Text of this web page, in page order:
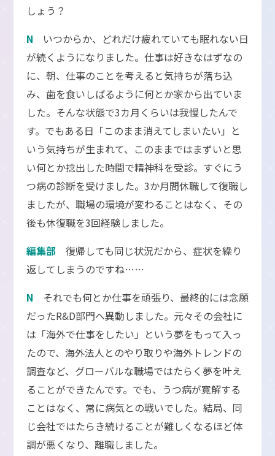
しょう？
N いつからか、どれだけ疲れていても眠れない日
が続くようになりました。仕事は好きなはずなの
に、朝、仕事のことを考えると気持ちが落ち込
み、歯を食いしばるように何とか家から出ていま
した。そんな状態で3カ月くらいは我慢したんで
す。でもある日「このまま消えてしまいたい」と
いう気持ちが生まれて、このままではまずいと思
い何とか捻出した時間で精神科を受診。すぐにう
つ病の診断を受けました。3か月間休職して復職し
ましたが、職場の環境が変わることはなく、その
後も休復職を3回経験しました。
編集部 復帰しても同じ状況だから、症状を繰り
返してしまうのですね……
N それでも何とか仕事を頑張り、最終的には念願
だったR&D部門へ異動しました。元々その会社に
は「海外で仕事をしたい」という夢をもって入っ
たので、海外法人とのやり取りや海外トレンドの
調査など、グローバルな職場ではたらく夢を叶え
ることができたんです。でも、うつ病が寛解する
ことはなく、常に病気との戦いでした。結局、同
じ会社ではたらき続けることが難しくなるほど体
調が悪くなり、離職しました。